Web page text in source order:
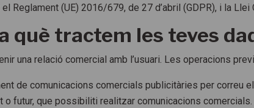
Reglament (UE) 2016/679, de 27 d’abril (GDPR), i la
què tractem les teves
una relació comercial amb l’usuari. Les operacions
de comunicacions comercials publicitàries per correu
o futur, que possibiliti realitzar comunicacions